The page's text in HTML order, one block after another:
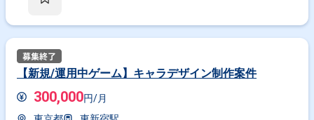
【新規/運用中ゲーム】キャラデザイン制作案件
300,000円/月